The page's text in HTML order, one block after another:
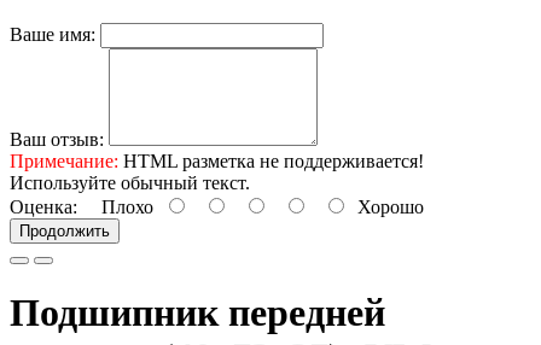
Ваше имя:
Ваш отзыв:
Примечание: HTML разметка не поддерживается!
Используйте обычный текст.
Оценка: Плохо Хорошо
Продолжить
Подшипник передней